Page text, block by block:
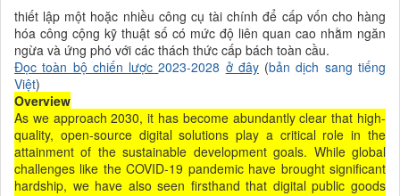
thiết lập một hoặc nhiều công cụ tài chính để cấp vốn cho hàng
hóa công cộng kỹ thuật số có mức độ liên quan cao nhằm ngăn
ngừa và ứng phó với các thách thức cấp bách toàn cầu.
Đọc toàn bộ chiến lược2023-2028 ở đây(bản dịch sang tiếng
Việt)
Overview
As we approach 2030, it has become abundantly clear that high-
quality, open-source digital solutions play a critical role in the
attainment of the sustainable development goals. While global
challenges like the COVID-19 pandemic have brought significant
hardship, we have also seen firsthand that digital public goods